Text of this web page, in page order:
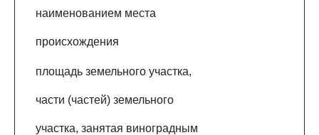
наименованием места
происхождения
площадь земельного участка,
части (частей) земельного
участка, занятая виноградным